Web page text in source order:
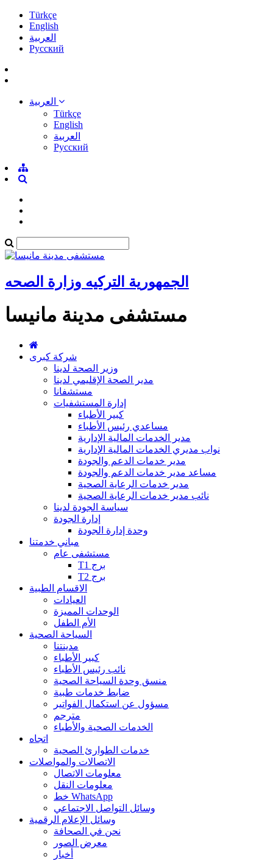
Türkçe
English
العربية
Pусский
Türkçe
English
العربية
Pусский
الجمهورية التركيه وزارة الصحه
مستشفى مدينة مانيسا
شركة كبرى
وزير الصحة لدينا
مدير الصحة الإقليمي لدينا
مستشفانا
إدارة المستشفيات
كبير الأطباء
مساعدي رئيس الأطباء
مدير الخدمات المالية الإدارية
نواب مديري الخدمات المالية الإدارية
مدير خدمات الدعم والجودة
مساعد مدير خدمات الدعم والجودة
مدير خدمات الرعاية الصحية
نائب مدير خدمات الرعاية الصحية
سياسة الجودة لدينا
إدارة الجودة
وحدة إدارة الجودة
مباني خدمتنا
مستشفى عام
T1 برج
T2 برج
الاقسام الطبية
العيادات
الوحدات المميزة
الأم الطفل
السياحة الصحية
مدينتنا
كبير الأطباء
نائب رئيس الأطباء
منسق وحدة السياحة الصحية
ضابط خدمات طبية
مسؤول عن استكمال الفواتير
مترجم
الخدمات الصحية والأطباء
اتجاه
خدمات الطوارئ الصحية
الاتصالات والمواصلات
معلومات الاتصال
معلومات النقل
خط WhatsApp
وسائل التواصل الاجتماعي
وسائل الإعلام الرقمية
نحن في الصحافة
معرض الصور
أخبار